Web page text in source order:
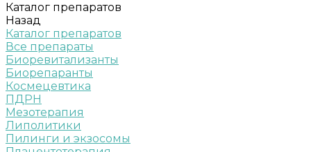
Каталог препаратов
Назад
Каталог препаратов
Все препараты
Биоревитализанты
Биорепаранты
Космецевтика
ПДРН
Мезотерапия
Липолитики
Пилинги и экзосомы